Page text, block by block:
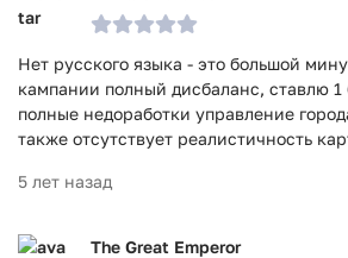
Нет русского языка - это большой
кампании полный дисбаланс, ставлю 1
полные недоработки управление
также отсутствует реалистичность
5 лет назад
The Great Emperor